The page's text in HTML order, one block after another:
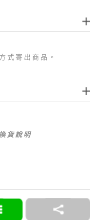
式寄出商品。
蘭嶼、小琉球等地
務，敬請見諒。
費。
說明
貨說明